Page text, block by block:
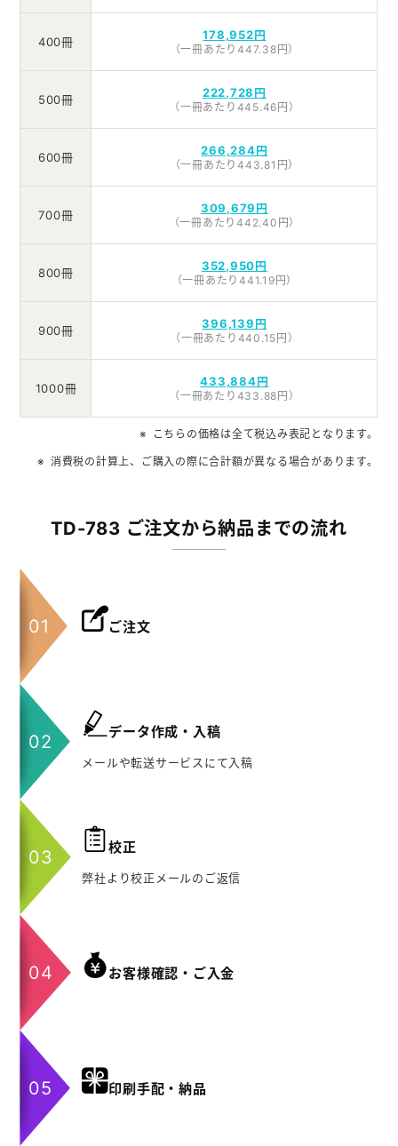
400冊 178,952円
（一冊あたり447.38円）
500冊 222,728円
（一冊あたり445.46円）
600冊 266,284円
（一冊あたり443.81円）
700冊 309,679円
（一冊あたり442.40円）
800冊 352,950円
（一冊あたり441.19円）
900冊 396,139円
（一冊あたり440.15円）
1000冊 433,884円
（一冊あたり433.88円）
こちらの価格は全て税込み表記となります。
消費税の計算上、ご購入の際に合計額が異なる場合があります。
TD-783 ご注文から納品までの流れ
ご注文
データ作成・入稿
メールや転送サービスにて入稿
校正
弊社より校正メールのご返信
お客様確認・ご入金
印刷手配・納品